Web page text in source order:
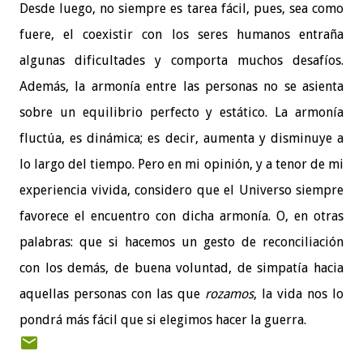
Desde luego, no siempre es tarea fácil, pues, sea como
fuere, el coexistir con los seres humanos entraña
algunas dificultades y comporta muchos desafíos.
Además, la armonía entre las personas no se asienta
sobre un equilibrio perfecto y estático. La armonía
fluctúa, es dinámica; es decir, aumenta y disminuye a
lo largo del tiempo. Pero en mi opinión, y a tenor de mi
experiencia vivida, considero que el Universo siempre
favorece el encuentro con dicha armonía. O, en otras
palabras: que si hacemos un gesto de reconciliación
con los demás, de buena voluntad, de simpatía hacia
aquellas personas con las que rozamos, la vida nos lo
pondrá más fácil que si elegimos hacer la guerra.